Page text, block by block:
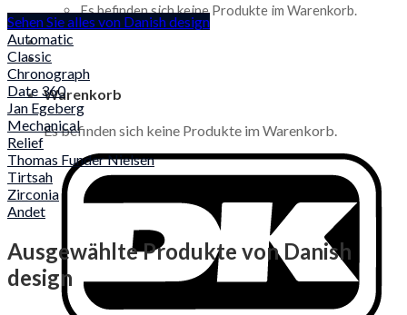
Es befinden sich keine Produkte im Warenkorb.
Warenkorb
Es befinden sich keine Produkte im Warenkorb.
Sehen Sie alles von Danish design
Automatic
Classic
Chronograph
Date 360
Jan Egeberg
Mechanical
Relief
Thomas Funder Nielsen
Tirtsah
Zirconia
Andet
Ausgewählte Produkte von Danish
design